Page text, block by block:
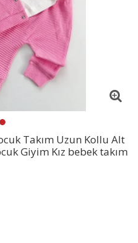
Takım Uzun Kollu Alt
Giyim Kız bebek takım